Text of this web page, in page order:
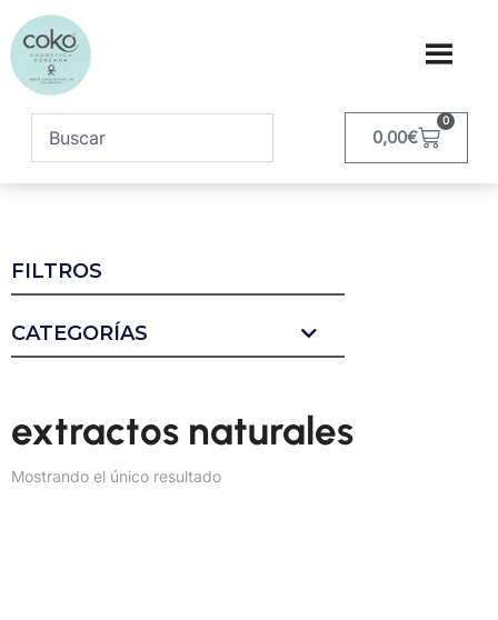
0,00€
0
FILTROS
CATEGORÍAS
extractos naturales
Mostrando el único resultado